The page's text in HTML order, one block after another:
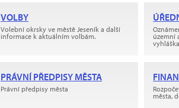
VOLBY
Volební okrsky ve městě Jeseník a další
informace k aktuálním volbám.
územní
PRÁVNÍ PŘEDPISY MĚSTA
Právní předpisy města
města,